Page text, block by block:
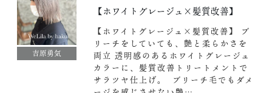
吉原勇気
【ホワイトグレージュ×髪質改善】
【ホワイトグレージュ×髪質改善】 ブ
リーチをしていても、艶と柔らかさを
両立 透明感のあるホワイトグレージュ
カラーに、髪質改善トリートメントで
サラツヤ仕上げ。 ️ ブリーチ毛でもダメ